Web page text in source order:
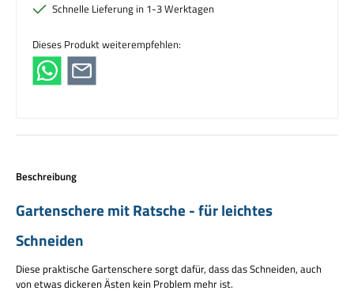
Schnelle Lieferung in 1-3 Werktagen
Dieses Produkt weiterempfehlen:
Beschreibung
Gartenschere mit Ratsche - für leichtes
Schneiden
Diese praktische Gartenschere sorgt dafür, dass das Schneiden, auch
von etwas dickeren Ästen kein Problem mehr ist.